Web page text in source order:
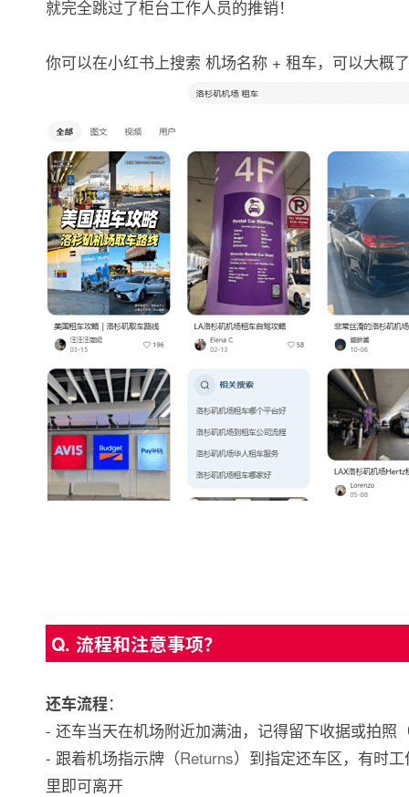
就完全跳过了柜台工作人员的推销！
你可以在小红书上搜索 机场名称 + 租车，可以大概
Q. 流程和注意事项？
还车流程：
- 还车当天在机场附近加满油，记得留下收据或拍照
- 跟着机场指示牌（Returns）到指定还车区，有时
里即可离开